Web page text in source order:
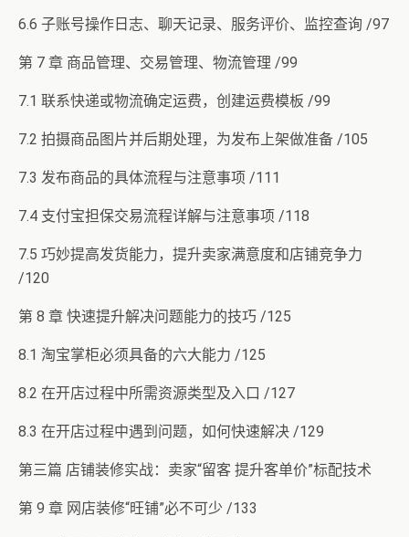
6.6 子账号操作日志、聊天记录、服务评价、监控查询 /97
第 7 章 商品管理、交易管理、物流管理 /99
7.1 联系快递或物流确定运费，创建运费模板 /99
7.2 拍摄商品图片并后期处理，为发布上架做准备 /105
7.3 发布商品的具体流程与注意事项 /111
7.4 支付宝担保交易流程详解与注意事项 /118
7.5 巧妙提高发货能力，提升卖家满意度和店铺竞争力
/120
第 8 章 快速提升解决问题能力的技巧 /125
8.1 淘宝掌柜必须具备的六大能力 /125
8.2 在开店过程中所需资源类型及入口 /127
8.3 在开店过程中遇到问题，如何快速解决 /129
第三篇 店铺装修实战：卖家“留客 提升客单价”标配技术
第 9 章 网店装修“旺铺”必不可少 /133